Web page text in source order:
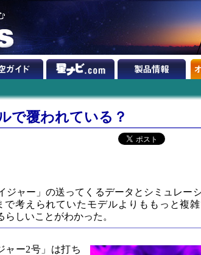
で覆われている？
ジャー」の送ってくるデータとシミュレー
考えられていたモデルよりももっと複
らしいことがわかった。
ャー2号」は打ち